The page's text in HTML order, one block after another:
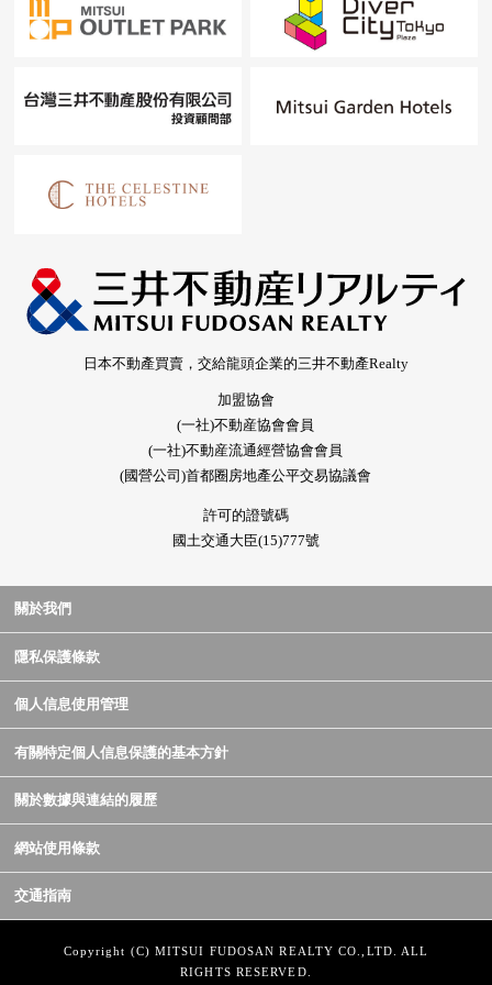
日本不動產買賣，交給龍頭企業的三井不動產Realty
加盟協會
(一社)不動産協會會員
(一社)不動産流通經營協會會員
(國營公司)首都圈房地產公平交易協議會
許可的證號碼
國土交通大臣(15)777號
關於我們
隱私保護條款
個人信息使用管理
有關特定個人信息保護的基本方針
關於數據與連結的履歷
網站使用條款
交通指南
Copyright (C) MITSUI FUDOSAN REALTY CO.,LTD. ALL
RIGHTS RESERVED.